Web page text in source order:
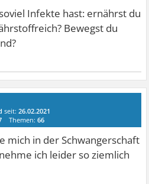
Infekte hast: ernährst du
Bewegst du
seit:26.02.2021
Themen:66
mich in der Schwangerschaft
ich leider so ziemlich